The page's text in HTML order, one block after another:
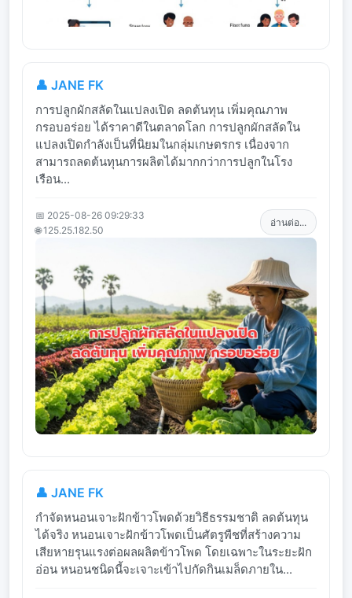
👤 JANE FK
การปลูกผักสลัดในแปลงเปิด ลดต้นทุน เพิ่มคุณภาพ
กรอบอร่อย ได้ราคาดีในตลาดโลก การปลูกผักสลัดใน
แปลงเปิดกำลังเป็นที่นิยมในกลุ่มเกษตรกร เนื่องจาก
สามารถลดต้นทุนการผลิตได้มากกว่าการปลูกในโรง
เรือน...
📅 2025-08-26 09:29:33
🌐 125.25.182.50
อ่านต่อ...
👤 JANE FK
กำจัดหนอนเจาะฝักข้าวโพดด้วยวิธีธรรมชาติ ลดต้นทุน
ได้จริง หนอนเจาะฝักข้าวโพดเป็นศัตรูพืชที่สร้างความ
เสียหายรุนแรงต่อผลผลิตข้าวโพด โดยเฉพาะในระยะฝัก
อ่อน หนอนชนิดนี้จะเจาะเข้าไปกัดกินเมล็ดภายใน...